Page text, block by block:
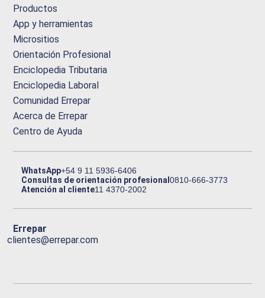
Productos
App y herramientas
Micrositios
Orientación Profesional
Enciclopedia Tributaria
Enciclopedia Laboral
Comunidad Errepar
Acerca de Errepar
Centro de Ayuda
WhatsApp+54 9 11 5936-6406
Consultas de orientación profesional0810-666-3773
Atención al cliente11 4370-2002
Errepar
clientes@errepar.com